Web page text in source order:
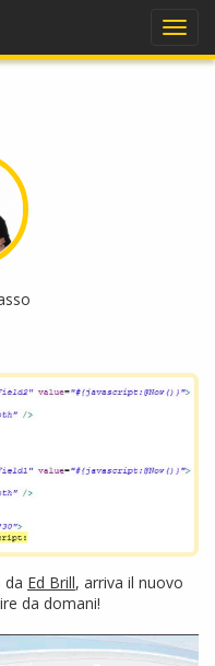
da Ed Brill, arriva il nuovo
da domani!